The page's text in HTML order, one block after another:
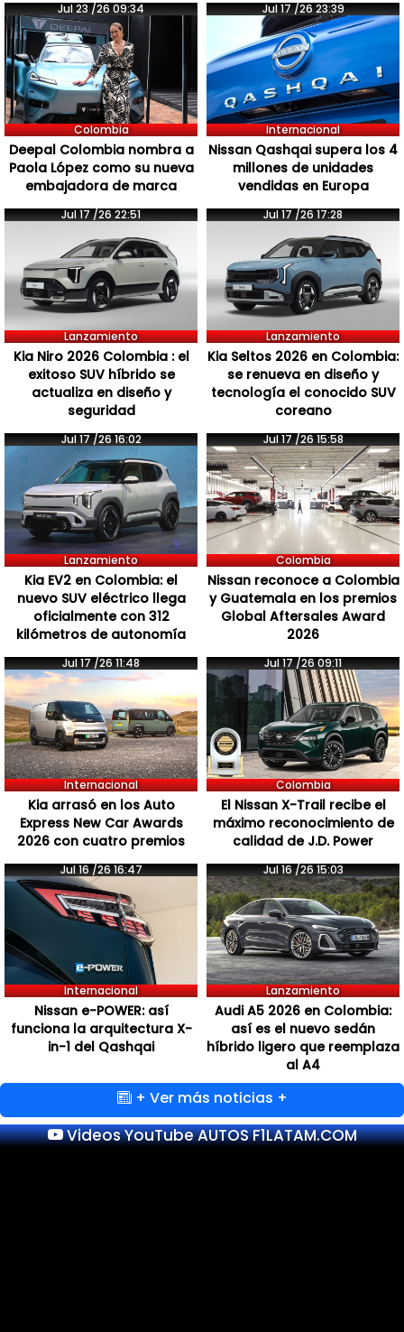
Jul 23 /26 09:34
Colombia
Deepal Colombia nombra a
Paola López como su nueva
embajadora de marca
Jul 17 /26 23:39
Internacional
Nissan Qashqai supera los 4
millones de unidades
vendidas en Europa
Jul 17 /26 22:51
Lanzamiento
Kia Niro 2026 Colombia : el
exitoso SUV híbrido se
actualiza en diseño y
seguridad
Jul 17 /26 17:28
Lanzamiento
Kia Seltos 2026 en Colombia:
se renueva en diseño y
tecnología el conocido SUV
coreano
Jul 17 /26 16:02
Lanzamiento
Kia EV2 en Colombia: el
nuevo SUV eléctrico llega
oficialmente con 312
kilómetros de autonomía
Jul 17 /26 15:58
Colombia
Nissan reconoce a Colombia
y Guatemala en los premios
Global Aftersales Award
2026
Jul 17 /26 11:48
Internacional
Kia arrasó en los Auto
Express New Car Awards
2026 con cuatro premios
Jul 17 /26 09:11
Colombia
El Nissan X-Trail recibe el
máximo reconocimiento de
calidad de J.D. Power
Jul 16 /26 16:47
Internacional
Nissan e-POWER: así
funciona la arquitectura X-
in-1 del Qashqai
Jul 16 /26 15:03
Lanzamiento
Audi A5 2026 en Colombia:
así es el nuevo sedán
híbrido ligero que reemplaza
al A4
+ Ver más noticias +
Videos YouTube AUTOS F1LATAM.COM